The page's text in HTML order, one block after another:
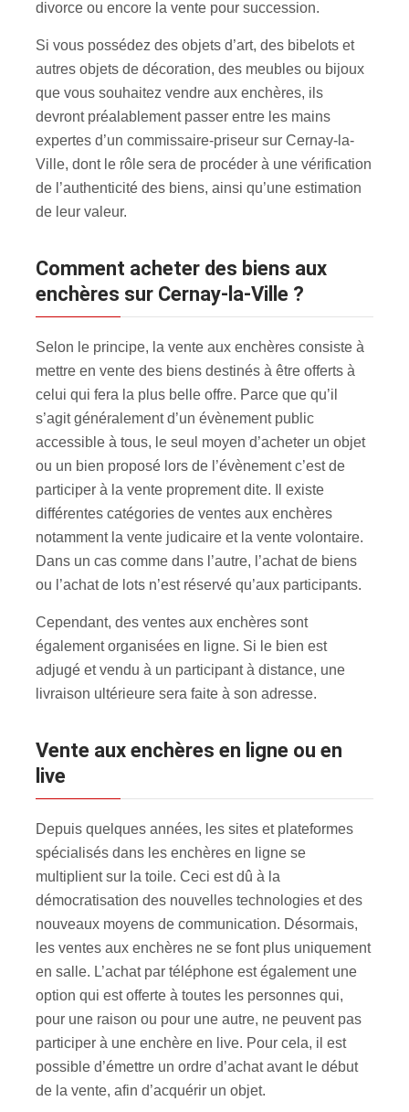
divorce ou encore la vente pour succession.
Si vous possédez des objets d’art, des bibelots et
autres objets de décoration, des meubles ou bijoux
que vous souhaitez vendre aux enchères, ils
devront préalablement passer entre les mains
expertes d’un commissaire-priseur sur Cernay-la-
Ville, dont le rôle sera de procéder à une vérification
de l’authenticité des biens, ainsi qu’une estimation
de leur valeur.
Comment acheter des biens aux
enchères sur Cernay-la-Ville ?
Selon le principe, la vente aux enchères consiste à
mettre en vente des biens destinés à être offerts à
celui qui fera la plus belle offre. Parce que qu’il
s’agit généralement d’un évènement public
accessible à tous, le seul moyen d’acheter un objet
ou un bien proposé lors de l’évènement c’est de
participer à la vente proprement dite. Il existe
différentes catégories de ventes aux enchères
notamment la vente judicaire et la vente volontaire.
Dans un cas comme dans l’autre, l’achat de biens
ou l’achat de lots n’est réservé qu’aux participants.
Cependant, des ventes aux enchères sont
également organisées en ligne. Si le bien est
adjugé et vendu à un participant à distance, une
livraison ultérieure sera faite à son adresse.
Vente aux enchères en ligne ou en
live
Depuis quelques années, les sites et plateformes
spécialisés dans les enchères en ligne se
multiplient sur la toile. Ceci est dû à la
démocratisation des nouvelles technologies et des
nouveaux moyens de communication. Désormais,
les ventes aux enchères ne se font plus uniquement
en salle. L’achat par téléphone est également une
option qui est offerte à toutes les personnes qui,
pour une raison ou pour une autre, ne peuvent pas
participer à une enchère en live. Pour cela, il est
possible d’émettre un ordre d’achat avant le début
de la vente, afin d’acquérir un objet.